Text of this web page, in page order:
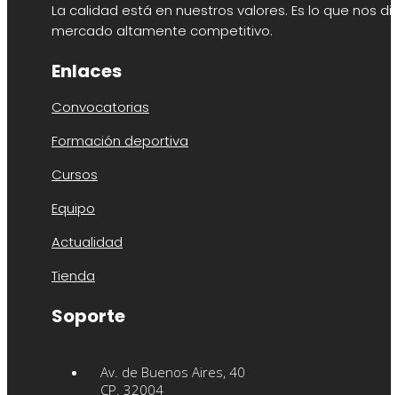
La calidad está en nuestros valores. Es lo que nos
mercado altamente competitivo.
Enlaces
Convocatorias
Formación deportiva
Cursos
Equipo
Actualidad
Tienda
Soporte
Av. de Buenos Aires, 40
CP. 32004